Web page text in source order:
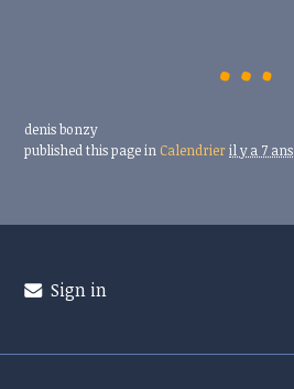
denis bonzy
published this page in Calendrier il y a 7 ans
Sign in